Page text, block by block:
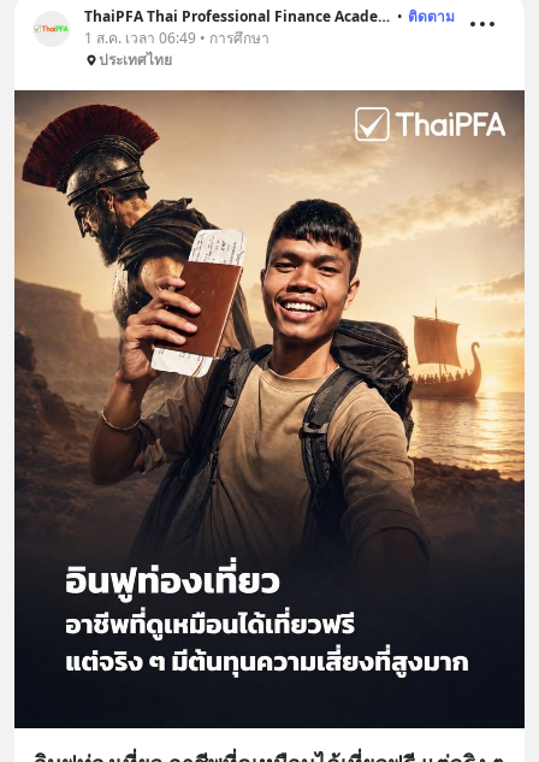
ThaiPFA Thai Professional Finance Academy • ติดตาม
1 ส.ค. เวลา 06:49 • การศึกษา
ประเทศไทย